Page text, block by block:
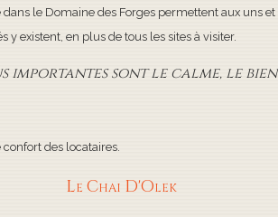
le Domaine des Forges permettent aux uns
y existent, en plus de tous les sites à visiter.
importantes sont le calme, le
des locataires.
Le Chai D'Olek